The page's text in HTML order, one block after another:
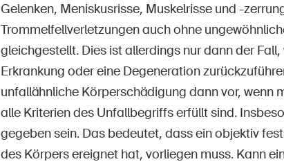
Gelenken, Meniskusrisse, Muskelrisse und -
Trommelfellverletzungen auch ohne
gleichgestellt. Dies ist allerdings nur dann der
Erkrankung oder eine Degeneration
unfallähnliche Körperschädigung dann vor, wenn
alle Kriterien des Unfallbegriffs erfüllt sind.
gegeben sein. Das bedeutet, dass ein objektiv
des Körpers ereignet hat, vorliegen muss. Kann